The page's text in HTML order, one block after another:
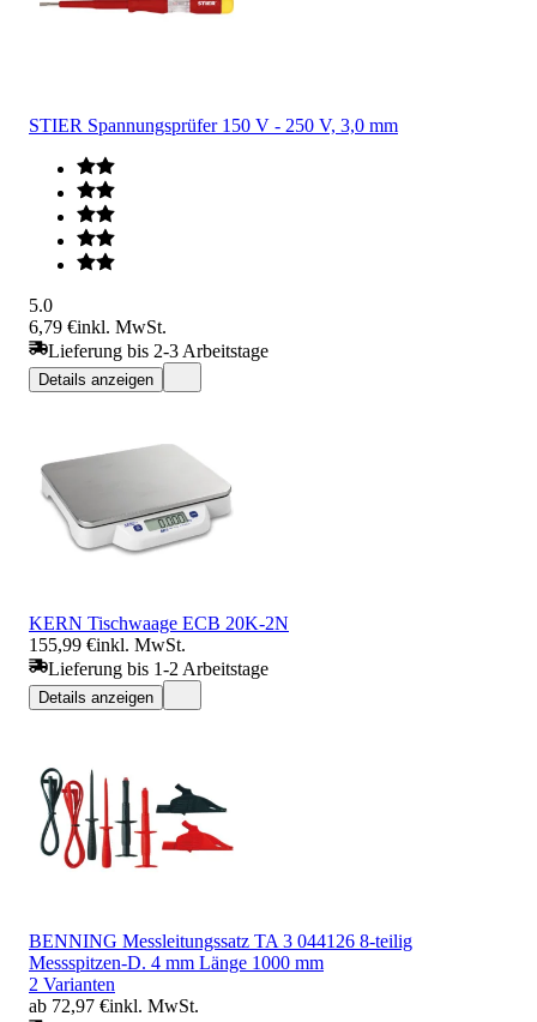
STIER Spannungsprüfer 150 V - 250 V, 3,0 mm
5.0
6,79 €inkl. MwSt.
Lieferung bis 2-3 Arbeitstage
Details anzeigen
KERN Tischwaage ECB 20K-2N
155,99 €inkl. MwSt.
Lieferung bis 1-2 Arbeitstage
Details anzeigen
BENNING Messleitungssatz TA 3 044126 8-teilig
Messspitzen-D. 4 mm Länge 1000 mm
2 Varianten
ab 72,97 €inkl. MwSt.